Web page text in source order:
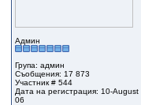
Админ
Група: админ
Съобщения: 17 873
Участник # 544
Дата на регистрация: 10-August
06